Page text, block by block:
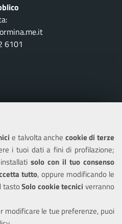
e talvolta anche cookie di terze
i tuoi dati a fini di profilazione;
solo con il tuo consenso
tutto, oppure modificando le
tastoSolo cookie tecnici verranno
modificare le tue preferenze, puoi
6101
sito